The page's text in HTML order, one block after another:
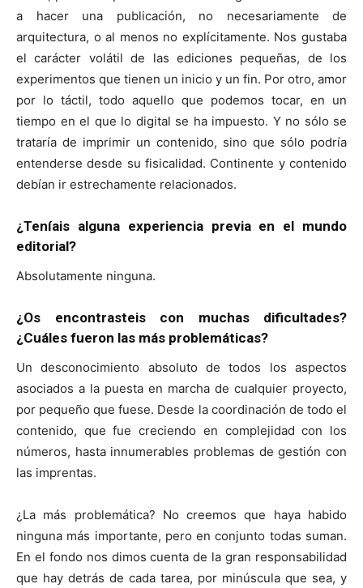
a hacer una publicación, no necesariamente de
arquitectura, o al menos no explícitamente. Nos gustaba
el carácter volátil de las ediciones pequeñas, de los
experimentos que tienen un inicio y un fin. Por otro, amor
por lo táctil, todo aquello que podemos tocar, en un
tiempo en el que lo digital se ha impuesto. Y no sólo se
trataría de imprimir un contenido, sino que sólo podría
entenderse desde su fisicalidad. Continente y contenido
debían ir estrechamente relacionados.
¿Teníais alguna experiencia previa en el mundo
editorial?
Absolutamente ninguna.
¿Os encontrasteis con muchas dificultades?
¿Cuáles fueron las más problemáticas?
Un desconocimiento absoluto de todos los aspectos
asociados a la puesta en marcha de cualquier proyecto,
por pequeño que fuese. Desde la coordinación de todo el
contenido, que fue creciendo en complejidad con los
números, hasta innumerables problemas de gestión con
las imprentas.
¿La más problemática? No creemos que haya habido
ninguna más importante, pero en conjunto todas suman.
En el fondo nos dimos cuenta de la gran responsabilidad
que hay detrás de cada tarea, por minúscula que sea, y